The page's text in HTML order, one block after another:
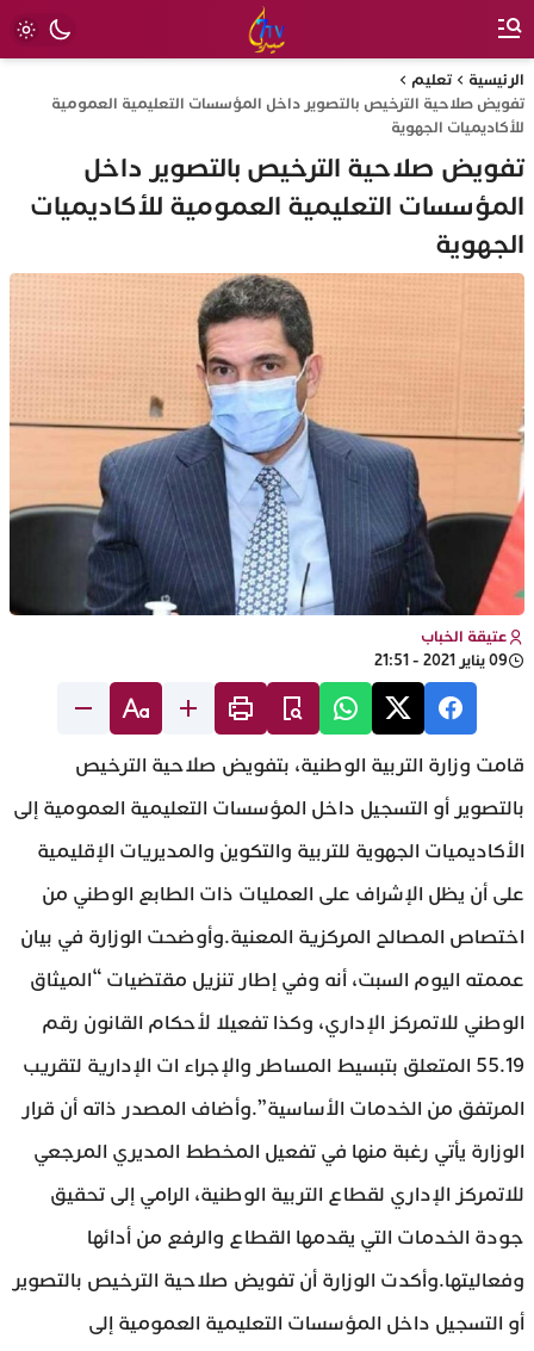
الرئيسية
تعليم
تفويض صلاحية الترخيص بالتصوير داخل المؤسسات التعليمية العمومية
للأكاديميات الجهوية
تفويض صلاحية الترخيص بالتصوير داخل
المؤسسات التعليمية العمومية للأكاديميات
الجهوية
عتيقة الخباب
09 يناير 2021 - 21:51
قامت وزارة التربية الوطنية، بتفويض صلاحية الترخيص
بالتصوير أو التسجيل داخل المؤسسات التعليمية العمومية إلى
الأكاديميات الجهوية للتربية والتكوين والمديريات الإقليمية
على أن يظل الإشراف على العمليات ذات الطابع الوطني من
اختصاص المصالح المركزية المعنية.وأوضحت الوزارة في بيان
عممته اليوم السبت، أنه وفي إطار تنزيل مقتضيات “الميثاق
الوطني للاتمركز الإداري، وكذا تفعيلا لأحكام القانون رقم
55.19 المتعلق بتبسيط المساطر والإجراء ات الإدارية لتقريب
المرتفق من الخدمات الأساسية”.وأضاف المصدر ذاته أن قرار
الوزارة يأتي رغبة منها في تفعيل المخطط المديري المرجعي
للاتمركز الإداري لقطاع التربية الوطنية، الرامي إلى تحقيق
جودة الخدمات التي يقدمها القطاع والرفع من أدائها
وفعاليتها.وأكدت الوزارة أن تفويض صلاحية الترخيص بالتصوير
أو التسجيل داخل المؤسسات التعليمية العمومية إلى